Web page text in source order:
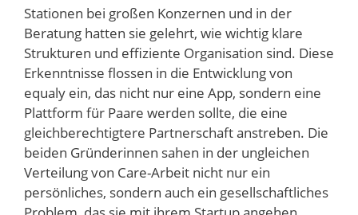
Stationen bei großen Konzernen und in der
Beratung hatten sie gelehrt, wie wichtig klare
Strukturen und effiziente Organisation sind. Diese
Erkenntnisse flossen in die Entwicklung von
equaly ein, das nicht nur eine App, sondern eine
Plattform für Paare werden sollte, die eine
gleichberechtigtere Partnerschaft anstreben. Die
beiden Gründerinnen sahen in der ungleichen
Verteilung von Care-Arbeit nicht nur ein
persönliches, sondern auch ein gesellschaftliches